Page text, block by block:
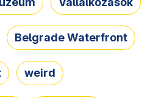
Belgrade Waterfront
weird